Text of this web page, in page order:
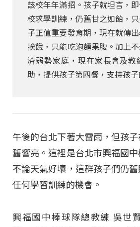
該校年年滿招。孩子就坦言，
校求學訓練，仍舊甘之如飴，
子正值重要發育期，現在就傳
挨餓，只能吃泡麵果腹。加上
濟弱勢家庭，現在家長會及教
助，提供孩子第四餐，支持孩子
午後的台北下著大雷雨，但孩
舊響亮。這裡是台北市興福國
不論天氣好壞，這群孩子們仍
任何學習訓練的機會。
興福國中棒球隊總教練 吳世